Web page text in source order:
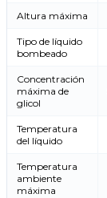
Altura máxima
Tipo de líquido
bombeado
Concentración
máxima de
glicol
Temperatura
del líquido
Temperatura
ambiente
máxima